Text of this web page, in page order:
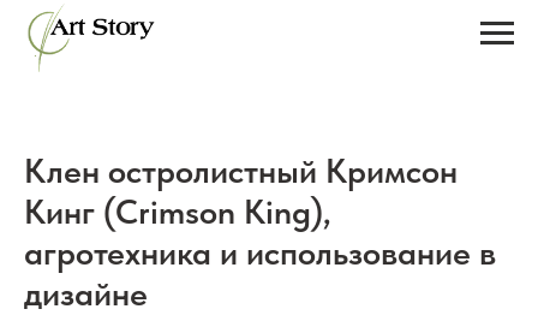
Клен остролистный Кримсон
Кинг (Crimson King),
агротехника и использование в
дизайне